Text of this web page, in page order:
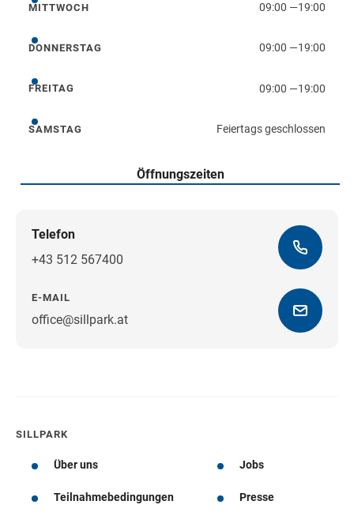
Mittwoch
MITTWOCH 09:00 —19:00
Donnerstag
DONNERSTAG 09:00 —19:00
Freitag
FREITAG 09:00 —19:00
Samstag
SAMSTAG Feiertags geschlossen
Öffnungszeiten
Telefon
+43 512 567400
E-MAIL
office@sillpark.at
SILLPARK
Über uns Jobs
Teilnahmebedingungen Presse